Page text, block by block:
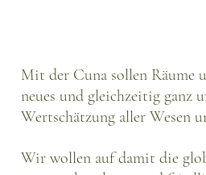
Mit der Cuna sollen Räume
neues und gleichzeitig ganz
Wertschätzung aller Wesen
Wir wollen auf damit die